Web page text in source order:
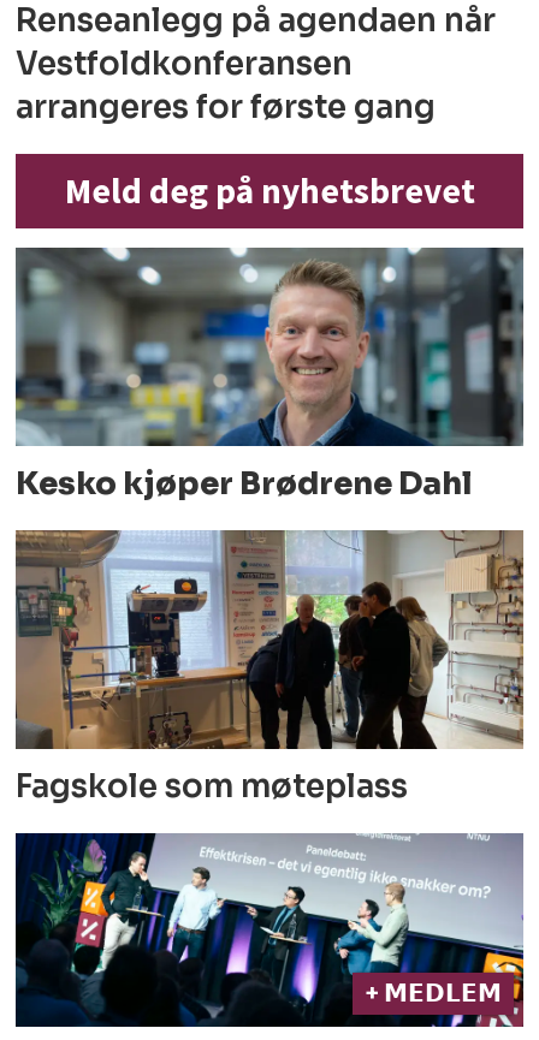
Renseanlegg på agendaen når
Vestfoldkonferansen
arrangeres for første gang
Meld deg på nyhetsbrevet
Kesko kjøper Brødrene Dahl
Fagskole som møteplass
+ 𝗠𝗘𝗗𝗟𝗘𝗠